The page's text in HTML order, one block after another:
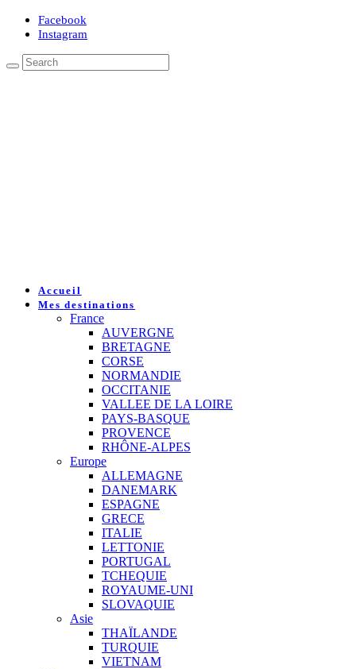
Facebook
Instagram
Accueil
Mes destinations
France
AUVERGNE
BRETAGNE
CORSE
NORMANDIE
OCCITANIE
VALLEE DE LA LOIRE
PAYS-BASQUE
PROVENCE
RHÔNE-ALPES
Europe
ALLEMAGNE
DANEMARK
ESPAGNE
GRECE
ITALIE
LETTONIE
PORTUGAL
TCHEQUIE
ROYAUME-UNI
SLOVAQUIE
Asie
THAÏLANDE
TURQUIE
VIETNAM